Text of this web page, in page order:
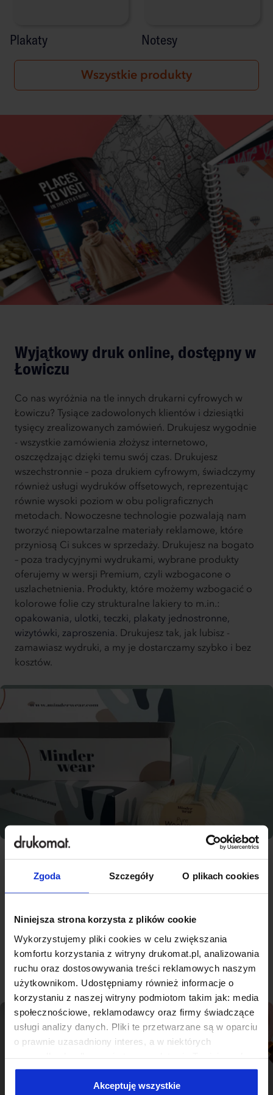
Zgoda Szczegóły O plikach cookies
Niniejsza strona korzysta z plików cookie
Wykorzystujemy pliki cookies w celu zwiększania
komfortu korzystania z witryny drukomat.pl, analizowania
ruchu oraz dostosowywania treści reklamowych naszym
użytkownikom. Udostępniamy również informacje o
korzystaniu z naszej witryny podmiotom takim jak: media
społecznościowe, reklamodawcy oraz firmy świadczące
usługi analizy danych. Pliki te przetwarzane są w oparciu
o prawnie uzasadniony interes, a w niektórych
Niektóre z plików cookies dostarczane i przetwarzane są
przez naszych zewnętrznych partnerów, z których listą
Akceptuję wszystkie
Plakaty Notesy
Wszystkie produkty
Wyjątkowy druk online, dostępny w
Łowiczu
Co nas wyróżnia na tle innych drukarni cyfrowych w
Łowiczu? Tysiące zadowolonych klientów i dziesiątki
tysięcy zrealizowanych zamówień. Drukujesz wygodnie
- wszystkie zamówienia złożysz internetowo,
oszczędzając dzięki temu swój czas. Drukujesz
wszechstronnie – poza drukiem cyfrowym, świadczymy
również usługi wydruków offsetowych, reprezentując
równie wysoki poziom w obu poligraficznych
metodach. Nowoczesne technologie pozwalają nam
tworzyć niepowtarzalne materiały reklamowe, które
przyniosą Ci sukces w sprzedaży. Drukujesz na bogato
– poza tradycyjnymi wydrukami, wybrane produkty
oferujemy w wersji Premium, czyli wzbogacone o
uszlachetnienia. Produkty, które możemy wzbogacić o
kolorowe folie czy strukturalne lakiery to m.in.:
opakowania, ulotki, teczki, plakaty jednostronne,
wizytówki, zaproszenia. Drukujesz tak, jak lubisz -
zamawiasz wydruki, a my je dostarczamy szybko i bez
kosztów.
Najlepsza jakość, konkurencyjne
miarę Łowicza
Sprawdź produkty